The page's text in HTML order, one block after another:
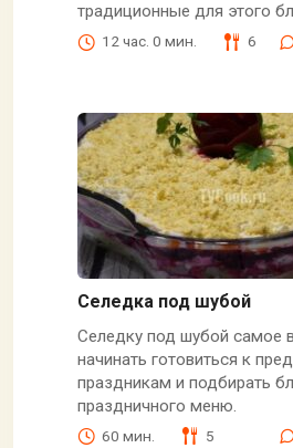
традиционные для этого
12 час. 0 мин. 6
Селедка под шубой
Селедку под шубой самое
начинать готовиться к
праздникам и подбирать
праздничного меню.
60 мин. 5